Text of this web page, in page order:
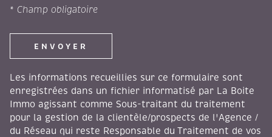
* Champ obligatoire
ENVOYER
Les informations recueillies sur ce formulaire sont
enregistrées dans un fichier informatisé par La Boite
Immo agissant comme Sous-traitant du traitement
pour la gestion de la clientèle/prospects de l'Agence /
du Réseau qui reste Responsable du Traitement de vos